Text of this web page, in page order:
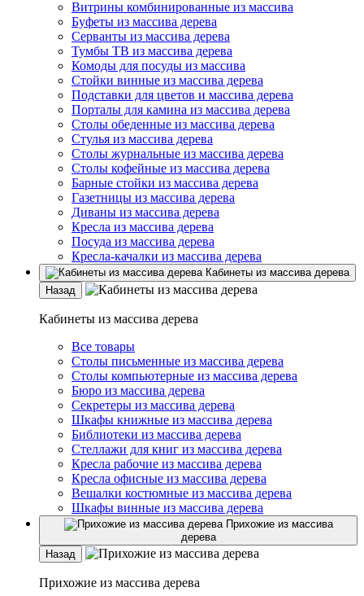
Витрины комбинированные из массива
Буфеты из массива дерева
Серванты из массива дерева
Тумбы ТВ из массива дерева
Комоды для посуды из массива
Стойки винные из массива дерева
Подставки для цветов и массива дерева
Порталы для камина из массива дерева
Столы обеденные из массива дерева
Стулья из массива дерева
Столы журнальные из массива дерева
Столы кофейные из массива дерева
Барные стойки из массива дерева
Газетницы из массива дерева
Диваны из массива дерева
Кресла из массива дерева
Посуда из массива дерева
Кресла-качалки из массива дерева
Кабинеты из массива дерева
Назад
Кабинеты из массива дерева
Все товары
Столы письменные из массива дерева
Столы компьютерные из массива дерева
Бюро из массива дерева
Секретеры из массива дерева
Шкафы книжные из массива дерева
Библиотеки из массива дерева
Стеллажи для книг из массива дерева
Кресла рабочие из массива дерева
Кресла офисные из массива дерева
Вешалки костюмные из массива дерева
Шкафы винные из массива дерева
Прихожие из массива
дерева
Назад
Прихожие из массива дерева